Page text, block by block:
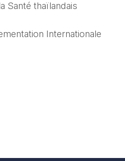
Santé thaïlandais
Internationale